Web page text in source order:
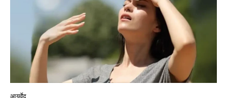
आयुर्वेद